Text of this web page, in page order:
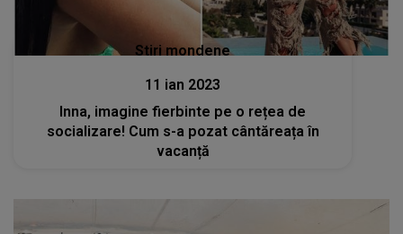
Stiri mondene
11 ian 2023
Inna, imagine fierbinte pe o rețea de
socializare! Cum s-a pozat cântăreața în
vacanță